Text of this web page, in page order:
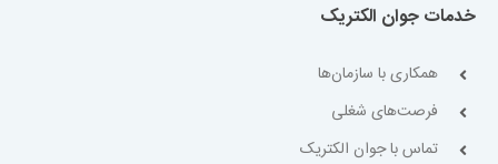
خدمات جوان الکتریک
همکاری با سازمان‌ها
فرصت‌های شغلی
تماس با جوان الکتریک